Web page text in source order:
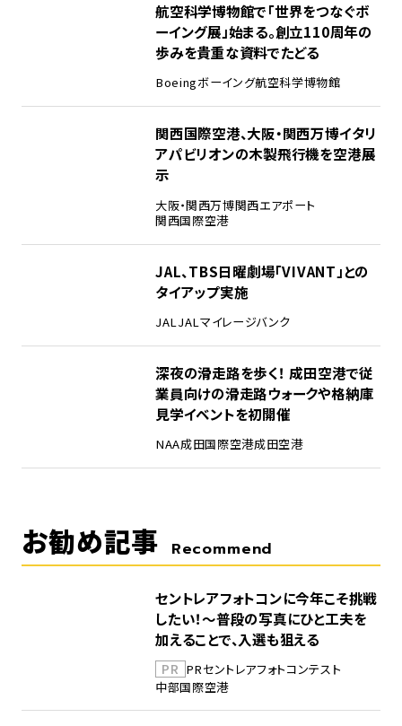
航空科学博物館で「世界をつなぐボ
ーイング展」始まる。創立110周年の
歩みを貴重な資料でたどる
Boeingボーイング航空科学博物館
関西国際空港、大阪・関西万博イタリ
アパビリオンの木製飛行機を空港展
示
大阪・関西万博関西エアポート
関西国際空港
JAL、TBS日曜劇場「VIVANT」との
タイアップ実施
JALJALマイレージバンク
深夜の滑走路を歩く！ 成田空港で従
業員向けの滑走路ウォークや格納庫
見学イベントを初開催
NAA成田国際空港成田空港
お勧め記事 Recommend
セントレアフォトコンに今年こそ挑戦
したい！～普段の写真にひと工夫を
加えることで、入選も狙える
PR PRセントレアフォトコンテスト
中部国際空港